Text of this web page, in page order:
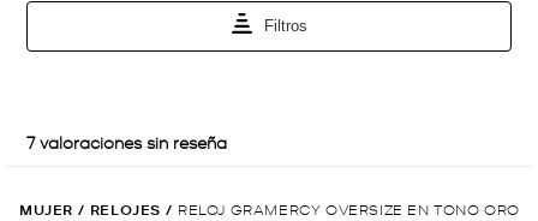
MUJER / RELOJES / RELOJ GRAMERCY OVERSIZE EN TONO ORO